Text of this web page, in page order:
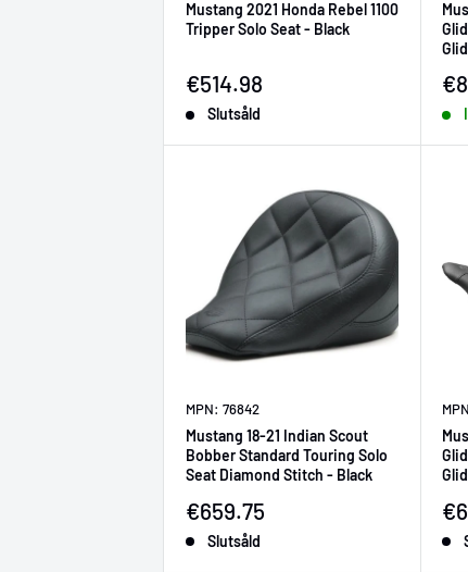
Mustang 2021 Honda Rebel 1100
Tripper Solo Seat - Black
Försäljningspris
€514.98
Slutsåld
MPN: 76842
Mustang 18-21 Indian Scout
Bobber Standard Touring Solo
Seat Diamond Stitch - Black
Försäljningspris
€659.75
Slutsåld